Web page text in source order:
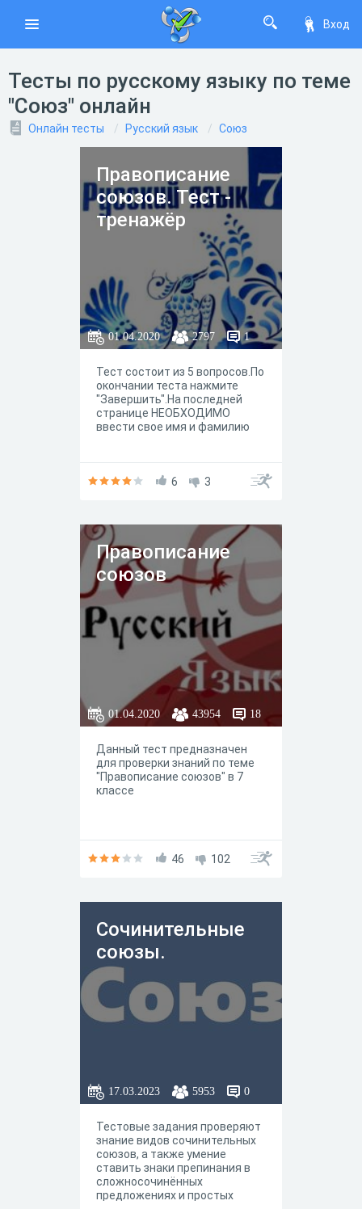
Вход
Тесты по русскому языку по теме
"Союз" онлайн
Онлайн тесты Русский язык Союз
Правописание
союзов. Тест -
тренажёр
01.04.2020 2797 1
Тест состоит из 5 вопросов.По
окончании теста нажмите
"Завершить".На последней
странице НЕОБХОДИМО
ввести свое имя и фамилию
6 3
Правописание
союзов
01.04.2020 43954 18
Данный тест предназначен
для проверки знаний по теме
"Правописание союзов" в 7
классе
46 102
Сочинительные
союзы.
17.03.2023 5953 0
Тестовые задания проверяют
знание видов сочинительных
союзов, а также умение
ставить знаки препинания в
сложносочинённых
предложениях и простых